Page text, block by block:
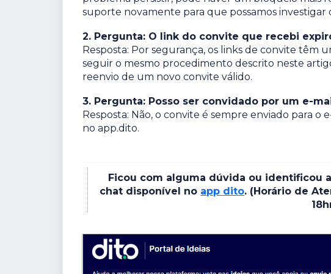
suporte novamente para que possamos investigar
2. Pergunta: O link do convite que recebi
Resposta: Por segurança, os links de convite têm
seguir o mesmo procedimento descrito neste
reenvio de um novo convite válido.
3. Pergunta: Posso ser convidado por um e-
Resposta: Não, o convite é sempre enviado para
no app.dito.
Ficou com alguma dúvida ou identificou
chat disponível no app dito. (Horário de